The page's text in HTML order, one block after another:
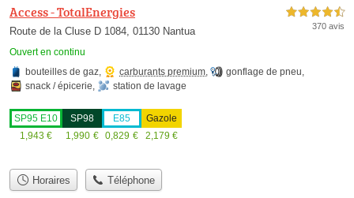
Access - TotalEnergies
Route de la Cluse D 1084, 01130 Nantua
Ouvert en continu
4,5 étoiles sur 5
370 avis
bouteilles de gaz, carburants premium, gonflage de pneu,
snack / épicerie, station de lavage
SP95 E10
1,943 €
SP98
1,990 €
E85
0,829 €
Gazole
2,179 €
Horaires Téléphone